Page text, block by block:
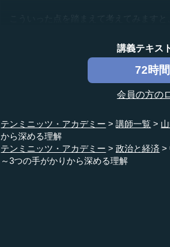
こういった点を踏まえて考えてみますと
講義テキス
72時
会員の方の
テンミニッツ・アカデミー 講師一覧
から深める理解
テンミニッツ・アカデミー
政治と経済
～3つの手がかりから深める理解